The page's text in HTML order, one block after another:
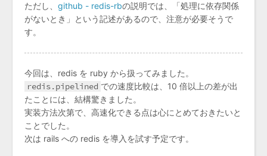
ただし、 github - redis-rbの説明では、「処理に依存関係
がないとき」という記述があるので、注意が必要そうで
す。
今回は、redis を ruby から扱ってみました。
redis.pipelined での速度比較は、10 倍以上の差が出
たことには、結構驚きました。
実装方法次第で、高速化できる点は心にとめておきたいと
ことでした。
次は rails への redis を導入を試す予定です。